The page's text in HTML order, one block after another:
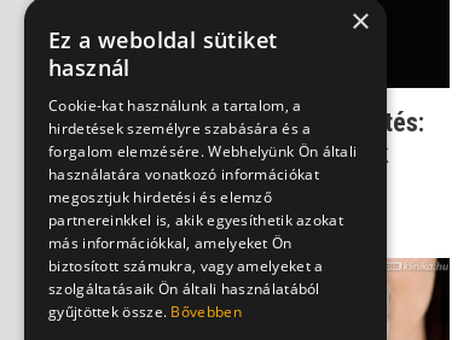
Izmosodás és súlyvesztés:
fehérjediéta, nem csak
sportolókna...
Dadda Noémi
×
Ez a weboldal sütiket
használ
Cookie-kat használunk a tartalom, a
hirdetések személyre szabására és a
forgalom elemzésére. Webhelyünk Ön általi
használatára vonatkozó információkat
megosztjuk hirdetési és elemző
partnereinkkel is, akik egyesíthetik azokat
más információkkal, amelyeket Ön
biztosított számukra, vagy amelyeket a
szolgáltatásaik Ön általi használatából
gyűjtöttek össze. Bővebben